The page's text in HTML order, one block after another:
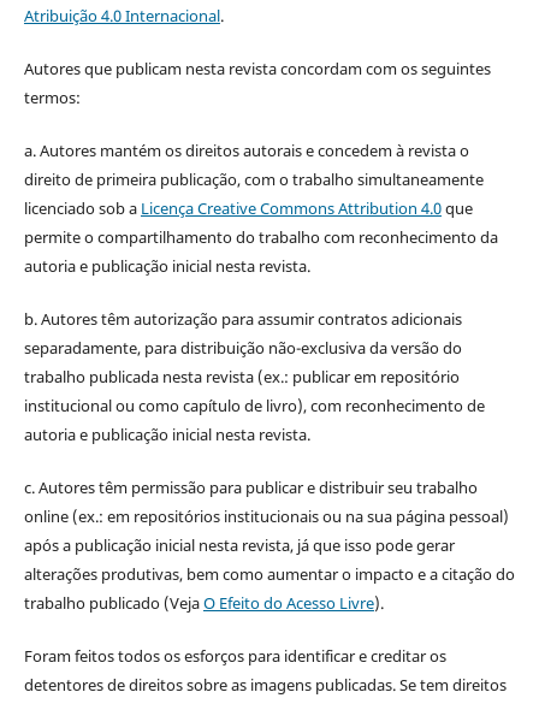
Atribuição 4.0 Internacional.
Autores que publicam nesta revista concordam com os seguintes
termos:
a. Autores mantém os direitos autorais e concedem à revista o
direito de primeira publicação, com o trabalho simultaneamente
licenciado sob a Licença Creative Commons Attribution 4.0que
permite o compartilhamento do trabalho com reconhecimento da
autoria e publicação inicial nesta revista.
b. Autores têm autorização para assumir contratos adicionais
separadamente, para distribuição não-exclusiva da versão do
trabalho publicada nesta revista (ex.: publicar em repositório
institucional ou como capítulo de livro), com reconhecimento de
autoria e publicação inicial nesta revista.
c. Autores têm permissão para publicar e distribuir seu trabalho
online (ex.: em repositórios institucionais ou na sua página pessoal)
após a publicação inicial nesta revista, já que isso pode gerar
alterações produtivas, bem como aumentar o impacto e a citação do
trabalho publicado (VejaO Efeito do Acesso Livre).
Foram feitos todos os esforços para identificar e creditar os
detentores de direitos sobre as imagens publicadas. Se tem direitos